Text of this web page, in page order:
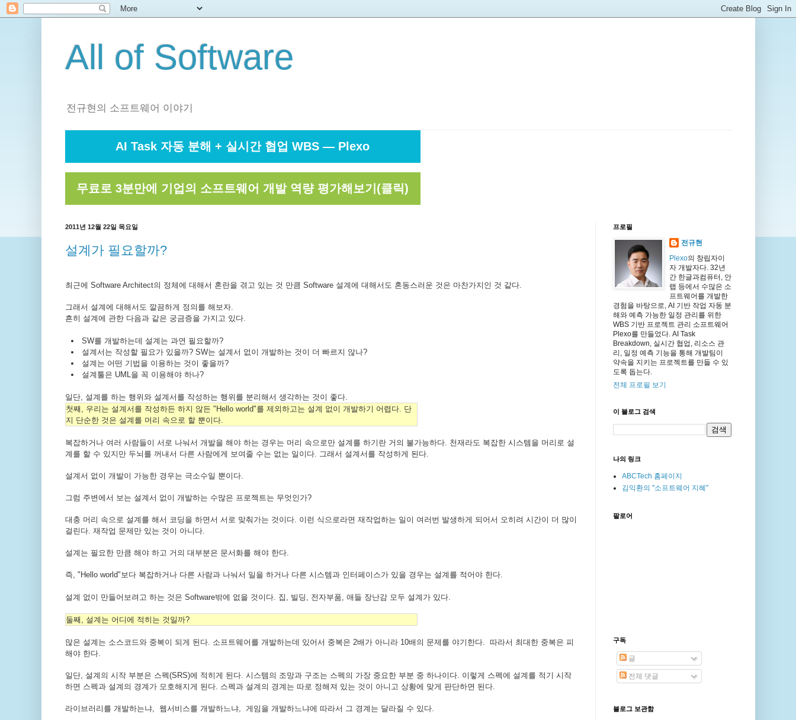
All of Software
전규현의 소프트웨어 이야기
AI Task 자동 분해 + 실시간 협업 WBS — Plexo
무료로 3분만에 기업의 소프트웨어 개발 역량 평가해보기(클릭)
2011년 12월 22일 목요일
설계가 필요할까?
최근에 Software Architect의 정체에 대해서 혼란을 겪고 있는 것 만큼 Software 설계에 대해서도 혼동스러운 것은 마찬가지인 것 같다.
그래서 설계에 대해서도 깔끔하게 정의를 해보자.
흔히 설계에 관한 다음과 같은 궁금증을 가지고 있다.
SW를 개발하는데 설계는 과연 필요할까?
설계서는 작성할 필요가 있을까? SW는 설계서 없이 개발하는 것이 더 빠르지 않나?
설계는 어떤 기법을 이용하는 것이 좋을까?
설계툴은 UML을 꼭 이용해야 하나?
일단, 설계를 하는 행위와 설계서를 작성하는 행위를 분리해서 생각하는 것이 좋다.
첫째, 우리는 설계서를 작성하든 하지 않든 "Hello world"를 제외하고는 설계 없이 개발하기 어렵다. 단
지 단순한 것은 설계를 머리 속으로 할 뿐이다.
복잡하거나 여러 사람들이 서로 나눠서 개발을 해야 하는 경우는 머리 속으로만 설계를 하기란 거의 불가능하다. 천재라도 복잡한 시스템을 머리로 설
계를 할 수 있지만 두뇌를 꺼내서 다른 사람에게 보여줄 수는 없는 일이다. 그래서 설계서를 작성하게 된다.
설계서 없이 개발이 가능한 경우는 극소수일 뿐이다.
그럼 주변에서 보는 설계서 없이 개발하는 수많은 프로젝트는 무엇인가?
대충 머리 속으로 설계를 해서 코딩을 하면서 서로 맞춰가는 것이다. 이런 식으로라면 재작업하는 일이 여러번 발생하게 되어서 오히려 시간이 더 많이
걸린다. 재작업 문제만 있는 것이 아니다.
설계는 필요한 만큼 해야 하고 거의 대부분은 문서화를 해야 한다.
즉, "Hello world"보다 복잡하거나 다른 사람과 나눠서 일을 하거나 다른 시스템과 인터페이스가 있을 경우는 설계를 적어야 한다.
설계 없이 만들어보려고 하는 것은 Software밖에 없을 것이다. 집, 빌딩, 전자부품, 애들 장난감 모두 설계가 있다.
둘째, 설계는 어디에 적히는 것일까?
많은 설계는 소스코드와 중복이 되게 된다. 소프트웨어를 개발하는데 있어서 중복은 2배가 아니라 10배의 문제를 야기한다. 따라서 최대한 중복은 피
해야 한다.
일단, 설계의 시작 부분은 스펙(SRS)에 적히게 된다. 시스템의 조망과 구조는 스펙의 가장 중요한 부분 중 하나이다. 이렇게 스펙에 설계를 적기 시작
하면 스펙과 설계의 경계가 모호해지게 된다. 스펙과 설계의 경계는 따로 정해져 있는 것이 아니고 상황에 맞게 판단하면 된다.
라이브러리를 개발하는냐, 웹서비스를 개발하느냐, 게임을 개발하느냐에 따라서 그 경계는 달라질 수 있다.
프로필
전규현
Plexo의 창립자이
자 개발자다. 32년
간 한글과컴퓨터, 안
랩 등에서 수많은 소
프트웨어를 개발한
경험을 바탕으로, AI 기반 작업 자동 분
해와 예측 가능한 일정 관리를 위한
WBS 기반 프로젝트 관리 소프트웨어
Plexo를 만들었다. AI Task
Breakdown, 실시간 협업, 리소스 관
리, 일정 예측 기능을 통해 개발팀이
약속을 지키는 프로젝트를 만들 수 있
도록 돕는다.
전체 프로필 보기
이 블로그 검색
나의 링크
ABCTech 홈페이지
김익환의 "소프트웨어 지혜"
팔로어
구독
글
전체 댓글
블로그 보관함